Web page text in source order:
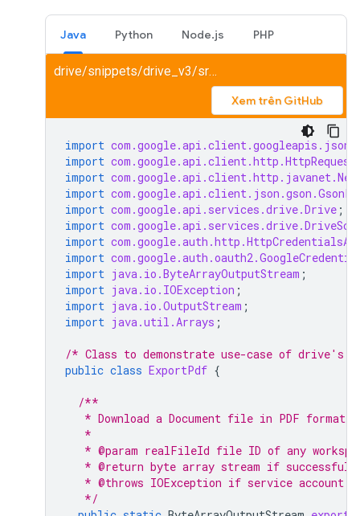
Java Python Node.js PHP
drive/snippets/drive_v3/src/main/java/ExportPdf.java
Xem trên GitHub
import
import
import
import
import com.google.api.services.drive.Drive ;
import
import
import
import java.io.ByteArrayOutputStream ;
import java.io.IOException ;
import java.io.OutputStream ;
import java.util.Arrays ;
/* Class to demonstrate use-case of drive's
public class ExportPdf {
/**
   * Download a Document file in PDF format.
   *
* @param realFileId file ID of any
* @return byte array stream if
* @throws IOException if service account
   */